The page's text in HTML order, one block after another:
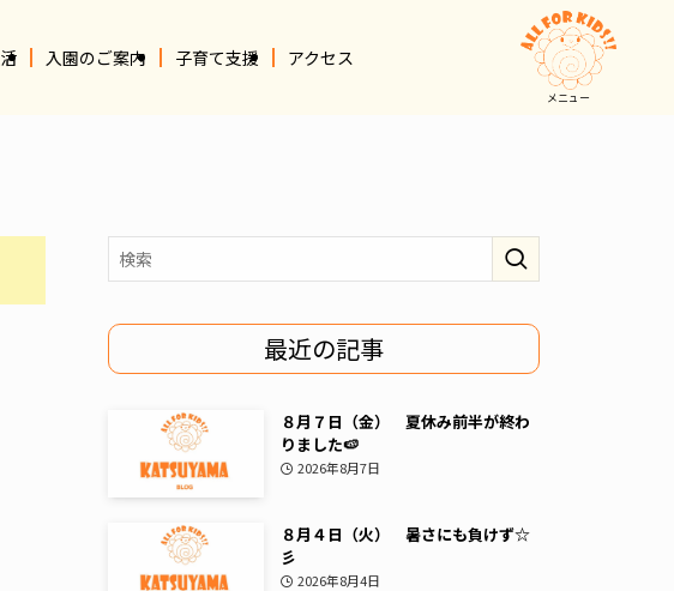
入園のご案内 子育て支援 アクセス
メニュー
最近の記事
８月７日（金） 夏休み前半が終わ
りました🍉
2026年8月7日
８月４日（火） 暑さにも負けず☆
彡
2026年8月4日